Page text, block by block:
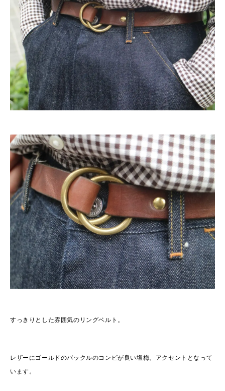
すっきりとした雰囲気のリングベルト。
レザーにゴールドのバックルのコンビが良い塩梅。アクセントとなって
います。